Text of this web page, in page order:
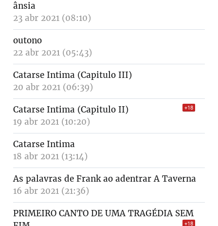
ânsia
23 abr 2021 (08:10)
outono
22 abr 2021 (05:43)
Catarse Intima (Capitulo III)
20 abr 2021 (06:39)
Catarse Intima (Capitulo II) +18
19 abr 2021 (10:20)
Catarse Intima
18 abr 2021 (13:14)
As palavras de Frank ao adentrar A Taverna
16 abr 2021 (21:36)
PRIMEIRO CANTO DE UMA TRAGÉDIA SEM
+18